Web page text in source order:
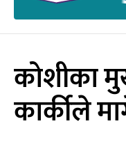
कोशीका
कार्कीले